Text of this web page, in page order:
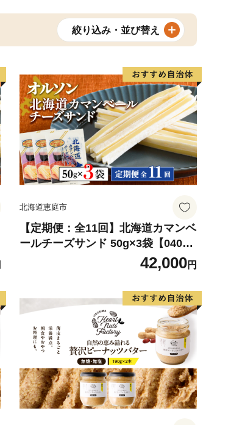
絞り込み・並び替え
北海道恵庭市
【定期便：全11回】北海道カマンベ
ールチーズサンド 50g×3袋【04008
42,000円